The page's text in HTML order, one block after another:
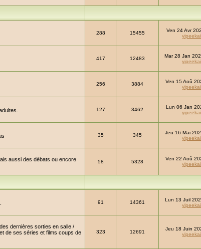
288 15455
Ven 24 Avr
yipeekai
417 12483
Mar 28 Jan
yipeekai
256 3884
Ven 15 Aoû
yipeekai
127 3462
Lun 06 Jan
yipeekai
35 345
Jeu 16 Mai
yipeekai
aussi des débats ou encore
58 5328
Ven 22 Aoû
yipeekai
91 14361
Lun 13 Juil
yipeekai
dernières sorties en salle /
de ses séries et films coups de
323 12691
Jeu 18 Juin
yipeekai